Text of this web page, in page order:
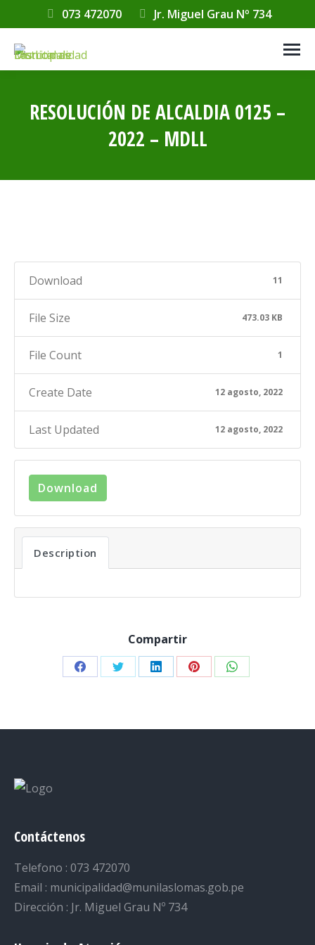
073 472070 Jr. Miguel Grau Nº 734
RESOLUCIÓN DE ALCALDIA 0125 –
2022 – MDLL
Download 11
File Size 473.03 KB
File Count 1
Create Date 12 agosto, 2022
Last Updated 12 agosto, 2022
Download
Description
Compartir
Share Share Share Share Share
Contáctenos
Telefono : 073 472070
Email : municipalidad@munilaslomas.gob.pe
Dirección : Jr. Miguel Grau Nº 734